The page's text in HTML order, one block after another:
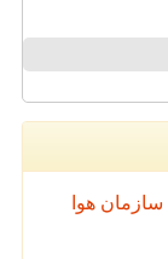
سازمان هوا